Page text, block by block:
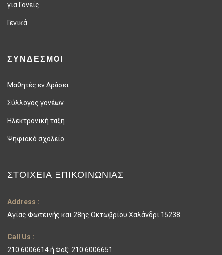
για Γονείς
Γενικά
ΣΥΝΔΕΣΜΟΙ
Μαθητές εν Δράσει
Σύλλογος γονέων
Ηλεκτρονική τάξη
Ψηφιακό σχολείο
ΣΤΟΙΧΕΊΑ ΕΠΙΚΟΙΝΩΝΊΑΣ
Address :
Αγίας Φωτεινής και 28ης Οκτωβρίου Χαλάνδρι 15238
Call Us :
210 6006614 ή Φαξ: 210 6006651